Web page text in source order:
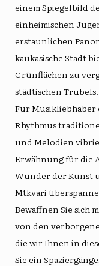
einem Spiegelbild
einheimischen
erstaunlichen
kaukasische Stadt
Grünflächen zu
städtischen Trubels.
Für Musikliebhaber
Rhythmus
und Melodien
Erwähnung für die
Wunder der Kunst
Mtkvari
Bewaffnen Sie sich
von den
die wir Ihnen in
Sie ein